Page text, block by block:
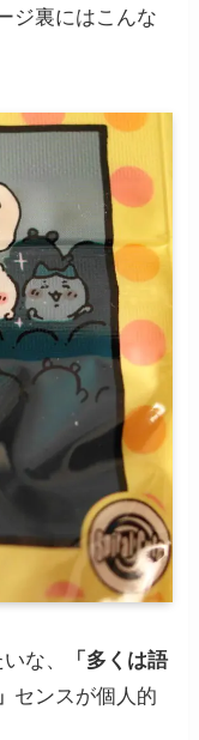
ジ裏にはこんな
な、
「多くは語
センスが個人的